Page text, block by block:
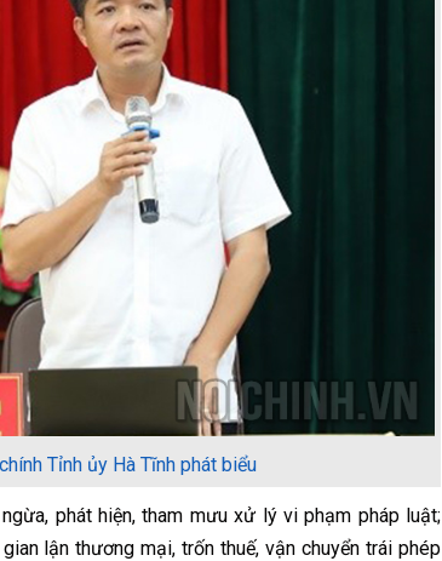
Tỉnh ủy Hà Tĩnh phát biểu
phát hiện, tham mưu xử lý vi phạm pháp luật;
lận thương mại, trốn thuế, vận chuyển trái phép